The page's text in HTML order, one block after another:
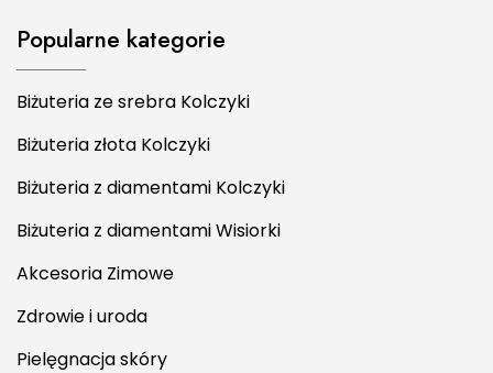
Popularne kategorie
Biżuteria ze srebra Kolczyki
Biżuteria złota Kolczyki
Biżuteria z diamentami Kolczyki
Biżuteria z diamentami Wisiorki
Akcesoria Zimowe
Zdrowie i uroda
Pielęgnacja skóry